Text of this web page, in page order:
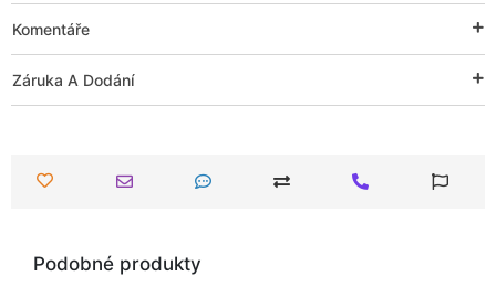
Komentáře
Záruka A Dodání
Podobné produkty